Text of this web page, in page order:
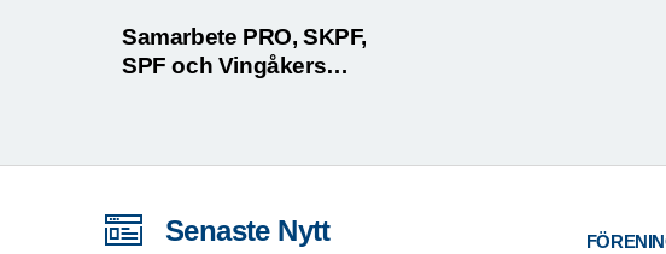
Samarbete PRO, SKPF,
SPF och Vingåkers
Senaste Nytt